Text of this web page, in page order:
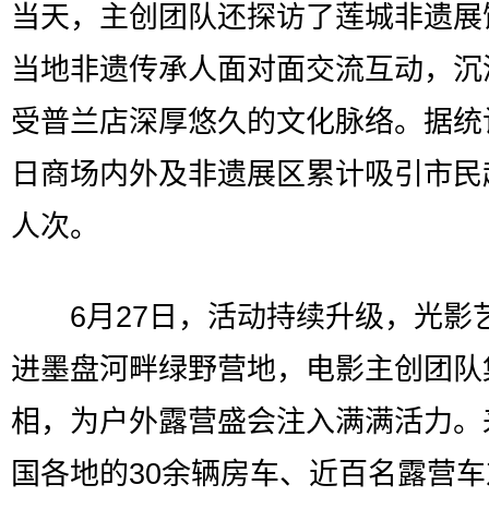
当天，主创团队还探访了莲城非遗
当地非遗传承人面对面交流互动，
受普兰店深厚悠久的文化脉络。据
日商场内外及非遗展区累计吸引市
人次。
6月27日，活动持续升级，光影
进墨盘河畔绿野营地，电影主创团
相，为户外露营盛会注入满满活力
国各地的30余辆房车、近百名露营